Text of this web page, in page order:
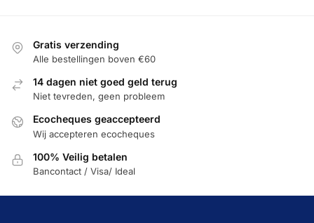
Gratis verzending
Alle bestellingen boven €60
14 dagen niet goed geld terug
Niet tevreden, geen probleem
Ecocheques geaccepteerd
Wij accepteren ecocheques
100% Veilig betalen
Bancontact / Visa/ Ideal